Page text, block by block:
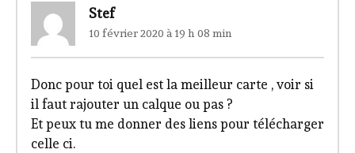
Stef
10 février 2020 à 19 h 08 min
Donc pour toi quel est la meilleur carte , voir si
il faut rajouter un calque ou pas ?
Et peux tu me donner des liens pour télécharger
celle ci.